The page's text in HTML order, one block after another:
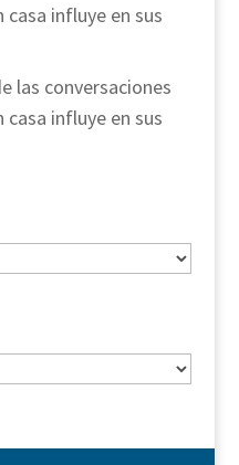
casa influye en sus
las conversaciones
casa influye en sus